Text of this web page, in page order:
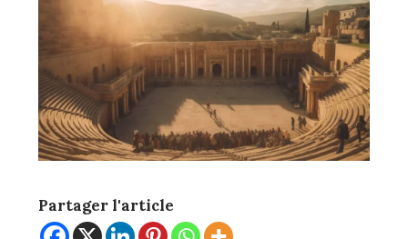
Partager l'article